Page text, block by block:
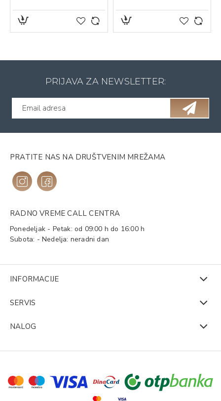
PRIJAVA ZA NEWSLETTER:
PRATITE NAS NA DRUŠTVENIM MREŽAMA
RADNO VREME CALL CENTRA
Ponedeljak - Petak: od 09:00 h do 16:00 h
Subota: - Nedelja: neradni dan
INFORMACIJE
SERVIS
NALOG